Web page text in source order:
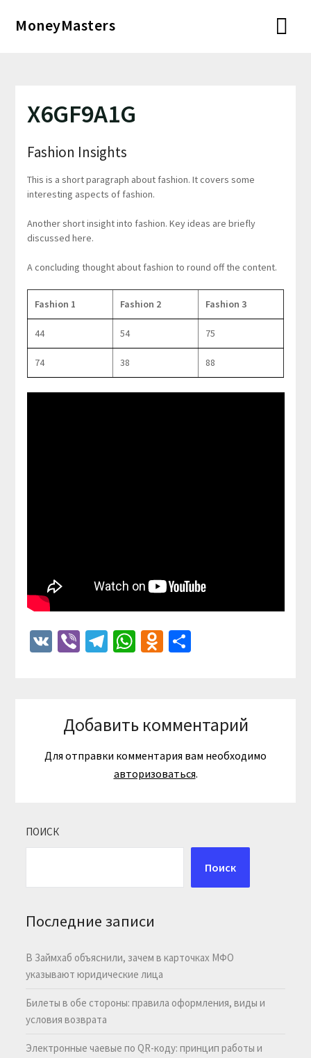
MoneyMasters
X6GF9A1G
Fashion Insights
This is a short paragraph about fashion. It covers some
interesting aspects of fashion.
Another short insight into fashion. Key ideas are briefly
discussed here.
A concluding thought about fashion to round off the content.
Fashion 1 Fashion 2 Fashion 3
44 54 75
74 38 88
VKViberTelegram
WhatsApp
Odnoklassniki
Отправить
Добавить комментарий
Для отправки комментария вам необходимо
авторизоваться.
ПОИСК
Поиск
Последние записи
В Займхаб объяснили, зачем в карточках МФО
указывают юридические лица
Билеты в обе стороны: правила оформления, виды и
условия возврата
Электронные чаевые по QR-коду: принцип работы и